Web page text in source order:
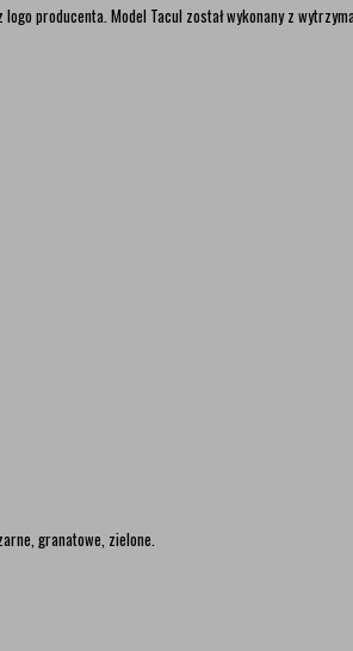
logo producenta. Model Tacul został wykonany z
granatowe, zielone.